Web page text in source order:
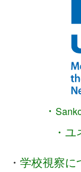
・
・
・ 学校視察に